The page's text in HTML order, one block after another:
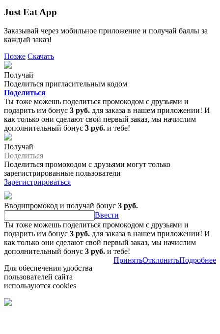
Just Eat App
Заказывай через мобильное приложение и получай баллы за
каждый заказ!
Позже Скачать
Получай
Поделиться пригласительным кодом
Поделиться
Ты тоже можешь поделиться промокодом с друзьями и
подарить им бонус 3 руб. для заказа в нашем приложении! И
как только они сделают свой первый заказ, мы начислим
дополнительный бонус 3 руб. и тебе!
Получай
Поделиться
Поделиться промокодом с друзьями могут только
зарегистрированные пользователи
Зарегистрироваться
Вводипромокод и получай бонус 3 руб.
Ввести
Ты тоже можешь поделиться промокодом с друзьями и
подарить им бонус 3 руб. для заказа в нашем приложении! И
как только они сделают свой первый заказ, мы начислим
дополнительный бонус 3 руб. и тебе!
Для обеспечения удобства
пользователей сайта
используются cookies
ПринятьОтклонитьПодробнее